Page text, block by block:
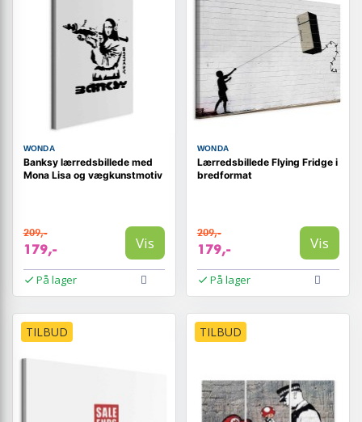
WONDA
Banksy lærredsbillede med
Mona Lisa og vægkunstmotiv
209,-
179,- Vis
På lager
WONDA
Lærredsbillede Flying Fridge i
bredformat
209,-
179,- Vis
På lager
TILBUD TILBUD